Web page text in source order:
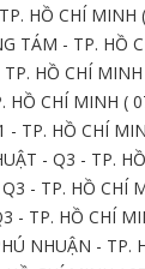
HỒ CHÍ
TÁM - TP. HỒ
HỒ CHÍ
HỒ CHÍ MINH (
TP. HỒ CHÍ
- Q3 - TP.
- TP. HỒ CHÍ
- TP. HỒ CHÍ
NHUẬN - TP.